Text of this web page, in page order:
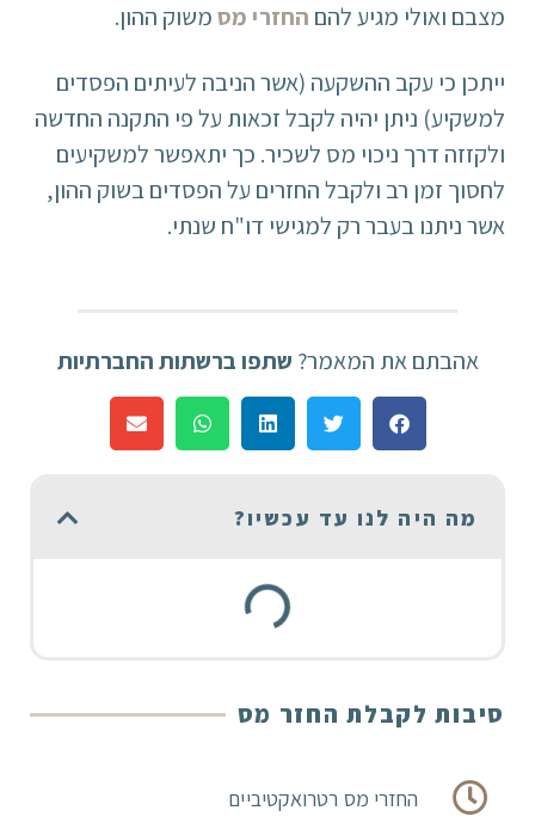
מצבם ואולי מגיע להם החזרי מסמשוק ההון.
ייתכן כי עקב ההשקעה (אשר הניבה לעיתים הפסדים
למשקיע) ניתן יהיה לקבל זכאות על פי התקנה החדשה
ולקזזה דרך ניכוי מס לשכיר. כך יתאפשר למשקיעים
לחסוך זמן רב ולקבל החזרים על הפסדים בשוק ההון,
אשר ניתנו בעבר רק למגישי דו"ח שנתי.
אהבתם את המאמר? שתפו ברשתות החברתיות
מה היה לנו עד עכשיו?
סיבות לקבלת החזר מס
החזרי מס רטרואקטיביים